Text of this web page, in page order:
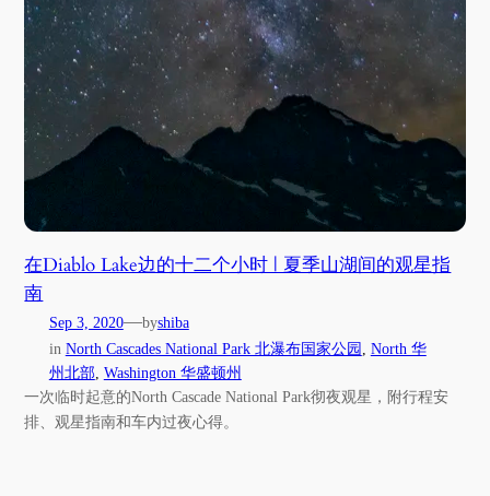
在Diablo Lake边的十二个小时 | 夏季山湖间的观星指
南
Sep 3, 2020—byshiba
in North Cascades National Park 北瀑布国家公园
North 华
州北部, Washington 华盛顿州
一次临时起意的North Cascade National Park彻夜观星，附行程安
排、观星指南和车内过夜心得。